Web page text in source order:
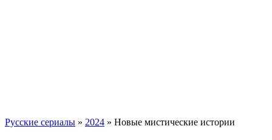
Русские сериалы » 2024 » Новые мистические истории